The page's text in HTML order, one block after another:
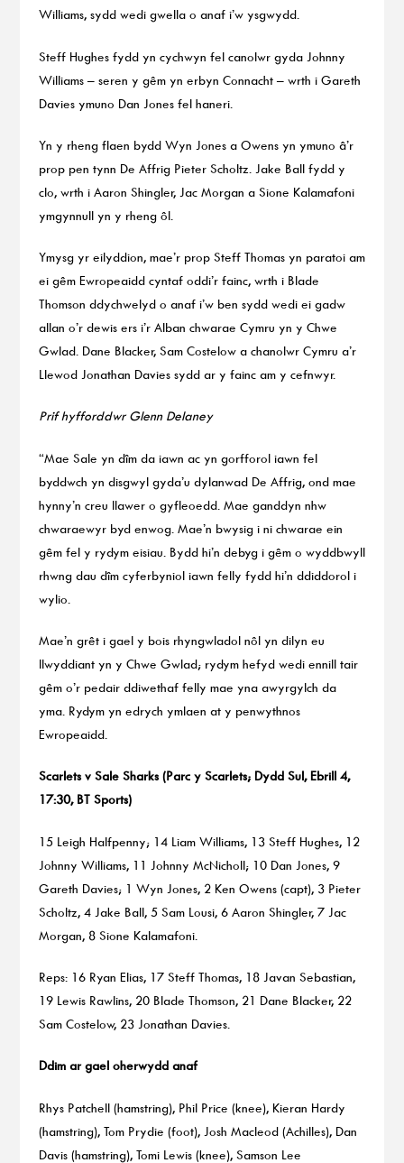
Williams, sydd wedi gwella o anaf i’w ysgwydd.
Steff Hughes fydd yn cychwyn fel canolwr gyda Johnny
Williams – seren y gêm yn erbyn Connacht – wrth i Gareth
Davies ymuno Dan Jones fel haneri.
Yn y rheng flaen bydd Wyn Jones a Owens yn ymuno â’r
prop pen tynn De Affrig Pieter Scholtz. Jake Ball fydd y
clo, wrth i Aaron Shingler, Jac Morgan a Sione Kalamafoni
ymgynnull yn y rheng ôl.
Ymysg yr eilyddion, mae’r prop Steff Thomas yn paratoi am
ei gêm Ewropeaidd cyntaf oddi’r fainc, wrth i Blade
Thomson ddychwelyd o anaf i’w ben sydd wedi ei gadw
allan o’r dewis ers i’r Alban chwarae Cymru yn y Chwe
Gwlad. Dane Blacker, Sam Costelow a chanolwr Cymru a’r
Llewod Jonathan Davies sydd ar y fainc am y cefnwyr.
Prif hyfforddwr Glenn Delaney
“Mae Sale yn dîm da iawn ac yn gorfforol iawn fel
byddwch yn disgwyl gyda’u dylanwad De Affrig, ond mae
hynny’n creu llawer o gyfleoedd. Mae ganddyn nhw
chwaraewyr byd enwog. Mae’n bwysig i ni chwarae ein
gêm fel y rydym eisiau. Bydd hi’n debyg i gêm o wyddbwyll
rhwng dau dîm cyferbyniol iawn felly fydd hi’n ddiddorol i
wylio.
Mae’n grêt i gael y bois rhyngwladol nôl yn dilyn eu
llwyddiant yn y Chwe Gwlad; rydym hefyd wedi ennill tair
gêm o’r pedair ddiwethaf felly mae yna awyrgylch da
yma. Rydym yn edrych ymlaen at y penwythnos
Ewropeaidd.
Scarlets v Sale Sharks (Parc y Scarlets; Dydd Sul, Ebrill 4,
17:30, BT Sports)
15 Leigh Halfpenny; 14 Liam Williams, 13 Steff Hughes, 12
Johnny Williams, 11 Johnny McNicholl; 10 Dan Jones, 9
Gareth Davies; 1 Wyn Jones, 2 Ken Owens (capt), 3 Pieter
Scholtz, 4 Jake Ball, 5 Sam Lousi, 6 Aaron Shingler, 7 Jac
Morgan, 8 Sione Kalamafoni.
Reps: 16 Ryan Elias, 17 Steff Thomas, 18 Javan Sebastian,
19 Lewis Rawlins, 20 Blade Thomson, 21 Dane Blacker, 22
Sam Costelow, 23 Jonathan Davies.
Ddim ar gael oherwydd anaf
Rhys Patchell (hamstring), Phil Price (knee), Kieran Hardy
(hamstring), Tom Prydie (foot), Josh Macleod (Achilles), Dan
Davis (hamstring), Tomi Lewis (knee), Samson Lee